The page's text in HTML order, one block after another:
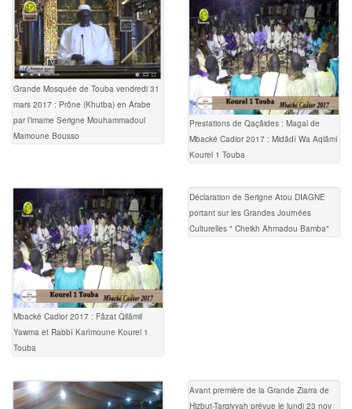
Grande Mosquée de Touba vendredi 31
mars 2017 : Prône (Khutba) en Arabe
par l’imame Serigne Mouhammadoul
Mamoune Bousso
Prestations de Qaçâides : Magal de
Mbacké Cadior 2017 : Midâdî Wa Aqlâmî
Kourel 1 Touba
Mbacké Cadior 2017 : Fâzat Qilâmil
Yawma et Rabbî Karîmoune Kourel 1
Touba
Déclaration de Serigne Atou DIAGNE
portant sur les Grandes Journées
Culturelles " Cheikh Ahmadou Bamba"
Avant première de la Grande Ziarra de
Hizbut-Tarqiyyah prévue le lundi 23 nov